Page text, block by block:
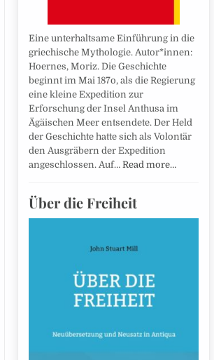
Eine unterhaltsame Einführung in die
griechische Mythologie. Autor*innen:
Hoernes, Moriz. Die Geschichte
beginnt im Mai 187o, als die Regierung
eine kleine Expedition zur
Erforschung der Insel Anthusa im
Ägäischen Meer entsendete. Der Held
der Geschichte hatte sich als Volontär
den Ausgräbern der Expedition
angeschlossen. Auf… Read more…
Über die Freiheit